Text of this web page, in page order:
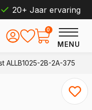
20+ Jaar ervaring
MENU
0
ALLB1025-2B-2A-375